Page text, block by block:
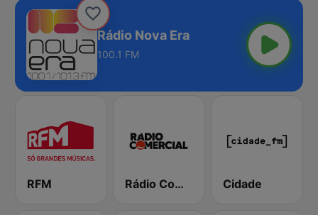
Rádio Nova Era
100.1 FM
RFM Rádio Comercial Cidade